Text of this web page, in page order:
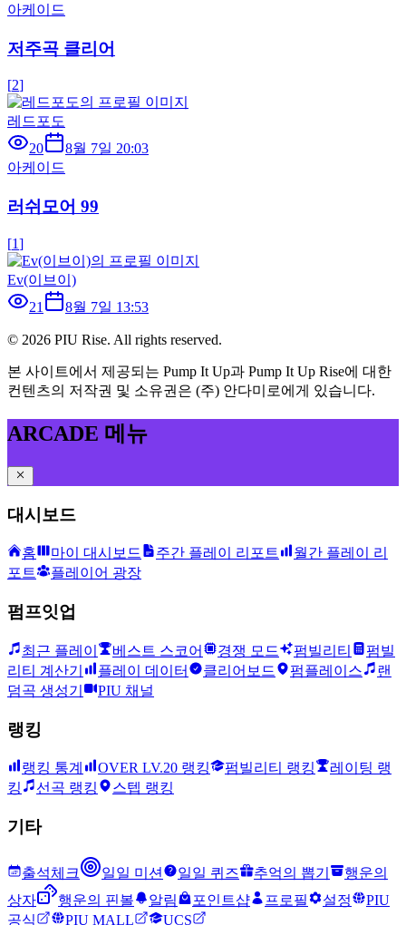
아케이드
저주곡 클리어
[2]
레드포도
20
8월 7일 20:03
아케이드
러쉬모어 99
[1]
Ev(이브이)
21
8월 7일 13:53
© 2026 PIU Rise. All rights reserved.
본 사이트에서 제공되는 Pump It Up과 Pump It Up Rise에 대한
컨텐츠의 저작권 및 소유권은 (주) 안다미로에게 있습니다.
ARCADE 메뉴
대시보드
홈 마이 대시보드 주간 플레이 리포트
월간 플레이 리
포트
플레이어 광장
펌프잇업
최근 플레이 베스트 스코어 경쟁 모드 펌빌리티
펌빌
리티 계산기
플레이 데이터 클리어보드 펌플레이스
랜
덤곡 생성기
PIU 채널
랭킹
랭킹 통계 OVER LV.20 랭킹 펌빌리티 랭킹
레이팅 랭
킹
선곡 랭킹 스텝 랭킹
기타
출석체크 일일 미션 일일 퀴즈 추억의 뽑기
행운의
상자
행운의 핀볼 알림 포인트샵 프로필 설정
PIU
공식
PIU MALL UCS